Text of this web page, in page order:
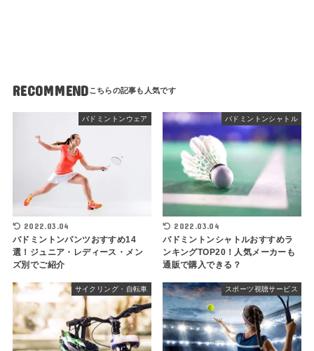
RECOMMEND
バドミントンウェア
2022.03.04
バドミントンパンツおすすめ14
選！ジュニア・レディース・メン
ズ別でご紹介
バドミントンシャトル
2022.03.04
バドミントンシャトルおすすめラ
ンキングTOP20！人気メーカーも
通販で購入できる？
サイクリング・自転車 スポーツ視聴サービス